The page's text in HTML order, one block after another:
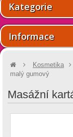
Kategorie
Informace
Kosmetika
malý gumový
Masážní